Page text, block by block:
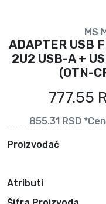
MS
ADAPTER USB
2U2 USB-A +
(OTN-
777.55
855.31 RSD
Proizvođač
Atributi